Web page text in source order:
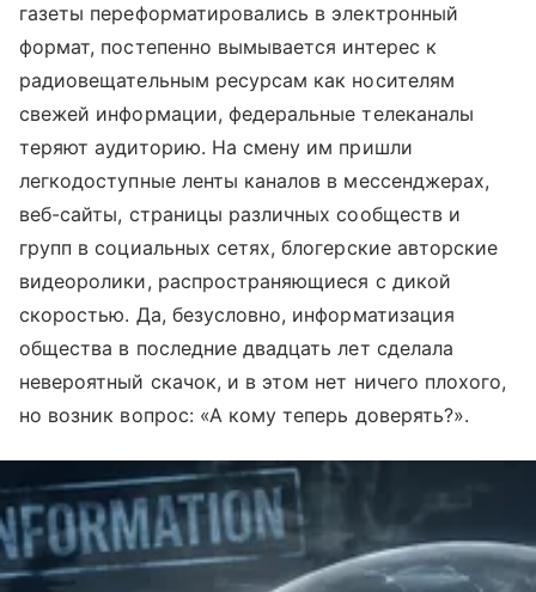
газеты переформатировались в электронный
формат, постепенно вымывается интерес к
радиовещательным ресурсам как носителям
свежей информации, федеральные телеканалы
теряют аудиторию. На смену им пришли
легкодоступные ленты каналов в мессенджерах,
веб-сайты, страницы различных сообществ и
групп в социальных сетях, блогерские авторские
видеоролики, распространяющиеся с дикой
скоростью. Да, безусловно, информатизация
общества в последние двадцать лет сделала
невероятный скачок, и в этом нет ничего плохого,
но возник вопрос: «А кому теперь доверять?».